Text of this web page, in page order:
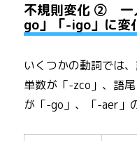
不規則変化 ② 一
go」「-igo」に変
いくつかの動詞では
単数が「-zco」、語
が「-go」、「-aer」